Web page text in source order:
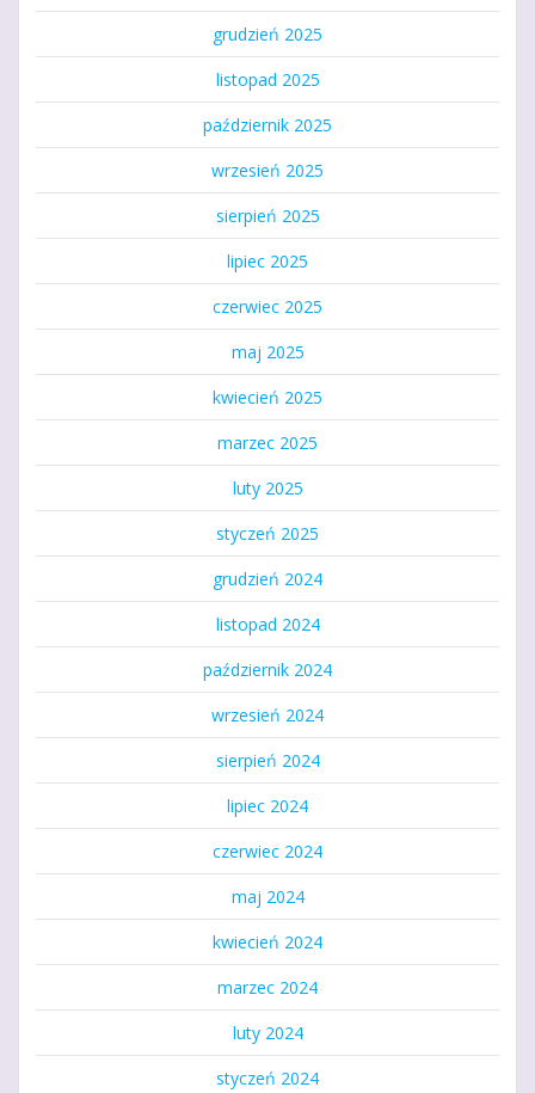
grudzień 2025
listopad 2025
październik 2025
wrzesień 2025
sierpień 2025
lipiec 2025
czerwiec 2025
maj 2025
kwiecień 2025
marzec 2025
luty 2025
styczeń 2025
grudzień 2024
listopad 2024
październik 2024
wrzesień 2024
sierpień 2024
lipiec 2024
czerwiec 2024
maj 2024
kwiecień 2024
marzec 2024
luty 2024
styczeń 2024